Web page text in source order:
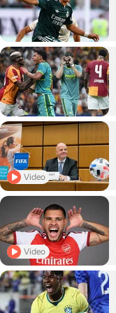
Video
Video